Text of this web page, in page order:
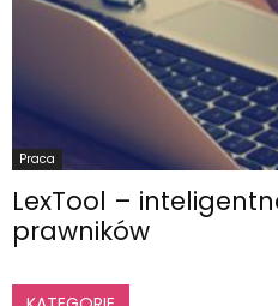
Praca
LexTool –
prawników